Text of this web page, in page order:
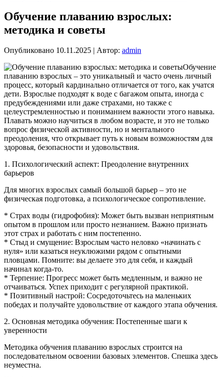
Обучение плаванию взрослых:
методика и советы
Опубликовано 10.11.2025 Автор: admin
Обучение
плаванию взрослых – это уникальный и часто очень личный
процесс, который кардинально отличается от того, как учатся
дети. Взрослые подходят к воде с багажом опыта, иногда с
предубеждениями или даже страхами, но также с
целеустремленностью и пониманием важности этого навыка.
Плавать можно научиться в любом возрасте, и это не только
вопрос физической активности, но и ментального
преодоления, что открывает путь к новым возможностям для
здоровья, безопасности и удовольствия.
1. Психологический аспект: Преодоление внутренних
барьеров
Для многих взрослых самый большой барьер – это не
физическая подготовка, а психологическое сопротивление.
* Страх воды (гидрофобия): Может быть вызван неприятным
опытом в прошлом или просто незнанием. Важно признать
этот страх и работать с ним постепенно.
* Стыд и смущение: Взрослым часто неловко «начинать с
нуля» или казаться неуклюжими рядом с опытными
пловцами. Помните: вы делаете это для себя, и каждый
начинал когда-то.
* Терпение: Прогресс может быть медленным, и важно не
отчаиваться. Успех приходит с регулярной практикой.
* Позитивный настрой: Сосредоточьтесь на маленьких
победах и получайте удовольствие от каждого этапа обучения.
2. Основная методика обучения: Постепенные шаги к
уверенности
Методика обучения плаванию взрослых строится на
последовательном освоении базовых элементов. Спешка здесь
неуместна.